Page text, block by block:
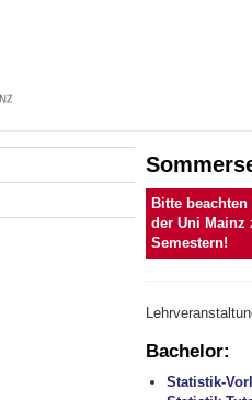
Bitte
der Uni Mainz
Semestern!
Bachelor:
Statistik-